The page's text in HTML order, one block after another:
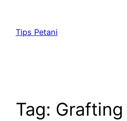
konten
Tips Petani
Tag: Grafting